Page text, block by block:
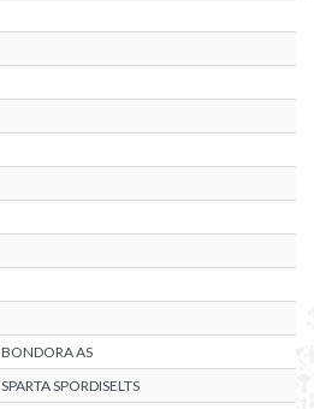
BONDORA AS
SPARTA SPORDISELTS